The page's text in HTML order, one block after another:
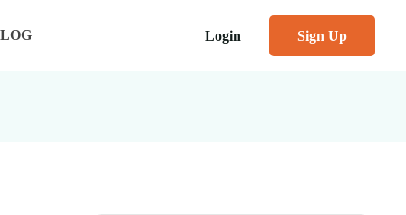
Login Sign Up